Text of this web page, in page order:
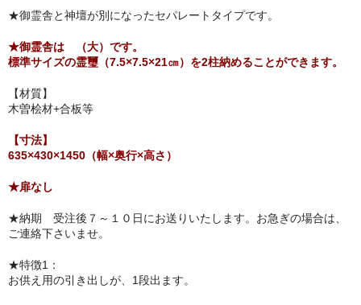
★御霊舎と神壇が別になったセパレートタイプです。
★御霊舎は （大）です。
標準サイズの霊璽（7.5×7.5×21㎝）を2柱納めることができます。
【材質】
木曽桧材+合板等
【寸法】
635×430×1450（幅×奥行×高さ）
★扉なし
★納期 受注後７～１０日にお送りいたします。お急ぎの場合は、
ご連絡下さいませ。
★特徴1：
お供え用の引き出しが、1段出ます。